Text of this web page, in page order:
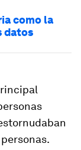
como la
datos